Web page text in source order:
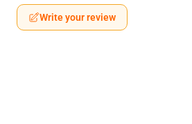
Write your review